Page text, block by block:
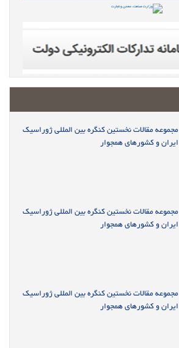
مجموعه مقالات نخستین کنگره بین المللی ژوراسیک
ایران و کشورهای همجوار
مجموعه مقالات نخستین کنگره بین المللی ژوراسیک
ایران و کشورهای همجوار
مجموعه مقالات نخستین کنگره بین المللی ژوراسیک
ایران و کشورهای همجوار